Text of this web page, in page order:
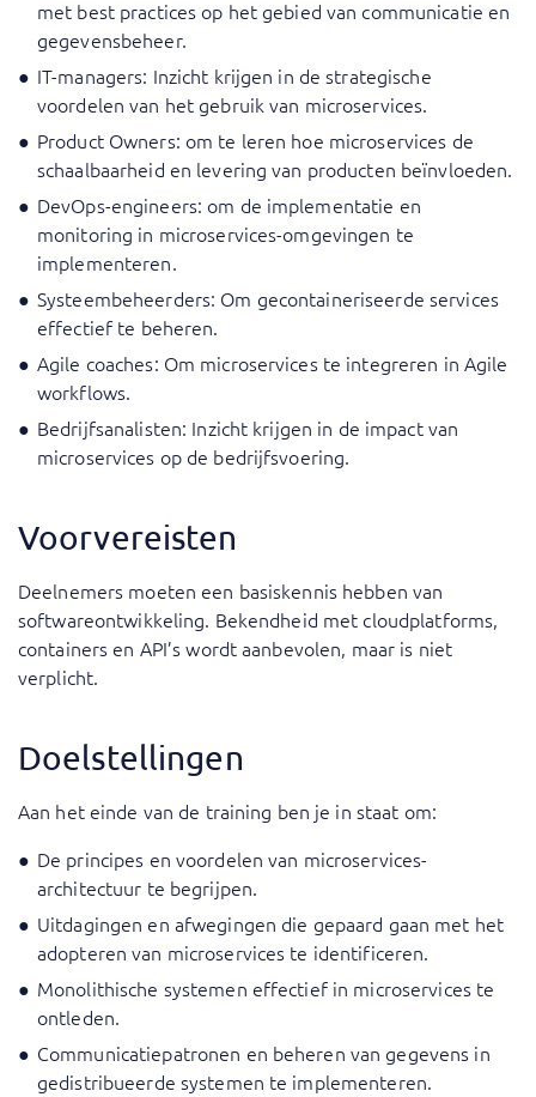
met best practices op het gebied van communicatie en
gegevensbeheer.
IT-managers: Inzicht krijgen in de strategische
voordelen van het gebruik van microservices.
Product Owners: om te leren hoe microservices de
schaalbaarheid en levering van producten beïnvloeden.
DevOps-engineers: om de implementatie en
monitoring in microservices-omgevingen te
implementeren.
Systeembeheerders: Om gecontaineriseerde services
effectief te beheren.
Agile coaches: Om microservices te integreren in Agile
workflows.
Bedrijfsanalisten: Inzicht krijgen in de impact van
microservices op de bedrijfsvoering.
Voorvereisten
Deelnemers moeten een basiskennis hebben van
softwareontwikkeling. Bekendheid met cloudplatforms,
containers en API’s wordt aanbevolen, maar is niet
verplicht.
Doelstellingen
Aan het einde van de training ben je in staat om:
De principes en voordelen van microservices-
architectuur te begrijpen.
Uitdagingen en afwegingen die gepaard gaan met het
adopteren van microservices te identificeren.
Monolithische systemen effectief in microservices te
ontleden.
Communicatiepatronen en beheren van gegevens in
gedistribueerde systemen te implementeren.